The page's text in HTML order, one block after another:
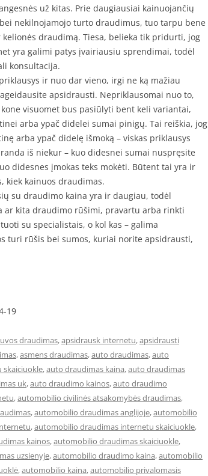
už kitas. Prie daugiausiai kainuojančių
nekilnojamojo turto draudimus, tuo tarpu bene
draudimą. Tiesa, belieka tik pridurti, jog
yra galimi patys įvairiausiu sprendimai, todėl
konsultacija.
ir nuo dar vieno, irgi ne ką mažiau
apsidrausti. Nepriklausomai nuo to,
visuomet bus pasiūlyti bent keli variantai,
arba ypač didelei sumai pinigų. Tai reiškia, jog
arba ypač didelę išmoką – viskas priklausys
iš niekur – kuo didesnei sumai nuspręsite
didesnes įmokas teks mokėti. Būtent tai yra ir
kiek kainuos draudimas.
su draudimo kaina yra ir daugiau, todėl
ar kita draudimo rūšimi, pravartu arba rinkti
su specialistais, o kol kas – galima
turi rūšis bei sumos, kuriai norite apsidrausti,
19
draudimas,apsidrausk internetu,apsidrausti
,asmens draudimas,auto draudimas,auto
,auto draudimas kaina,auto draudimas
uk,auto draudimo kainos,auto draudimo
,automobilio civilinės atsakomybės draudimas,
,automobilio draudimas anglijoje,automobilio
,automobilio draudimas internetu skaiciuokle,
kainos,automobilio draudimas skaiciuokle,
uzsienyje,automobilio draudimo kaina,automobilio
,automobilio kaina,automobilio privalomasis